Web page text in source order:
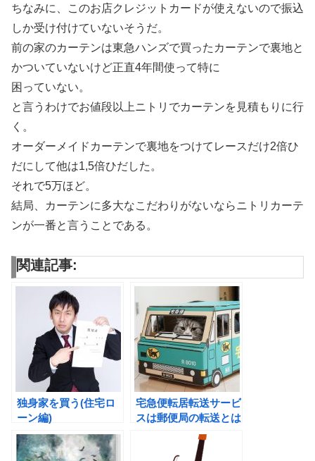
ちなみに、このお店クレジットカードが使えないので振込
しか受け付けていないそうだ。
前の家のカーテンは東急ハンズで買ったカーテンで裏地と
かついていないけど正直4年間使って特に
困っていない。
と言うわけでお値段以上ニトリでカーテンを見積もりに行
く。
オーダーメイドカーテンで裏地をつけてレースだけ2倍ひ
だにして他は1,5倍ひだした。
それで5万ほど。
結局、カーテンに多大なこだわりがないならニトリカーテ
ンが一番と言うことである。
関連記事:
独身家を買う(住宅ロ
ーン編)
宅急便転居転送サービ
スは郵便局の転送とは